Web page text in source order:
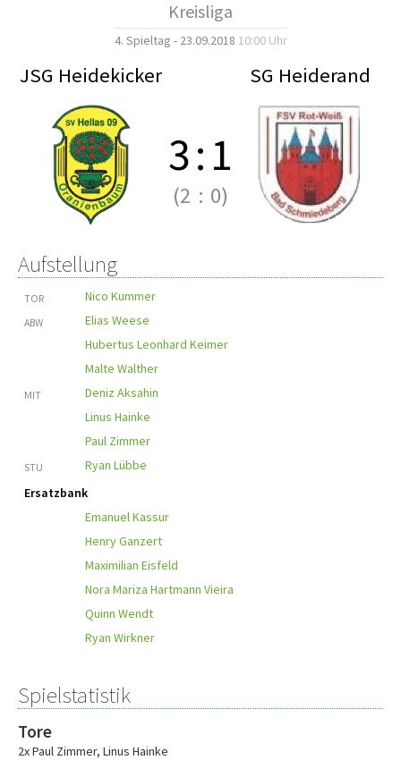
Kreisliga
4. Spieltag - 23.09.2018 10:00 Uhr
JSG Heidekicker SG Heiderand
3:1
(2 : 0)
Aufstellung
TOR Nico Kummer
ABW
Elias Weese
Hubertus Leonhard Keimer
Malte Walther
MIT
Deniz Aksahin
Linus Hainke
Paul Zimmer
STU
Ryan Lübbe
Ersatzbank
Emanuel Kassur
Henry Ganzert
Maximilian Eisfeld
Nora Mariza Hartmann Vieira
Quinn Wendt
Ryan Wirkner
Spielstatistik
Tore
2x Paul Zimmer, Linus Hainke